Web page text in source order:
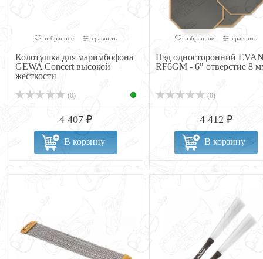
избранное сравнить
Колотушка для маримбофона
GEWA Concert высокой
жесткости
(0)
4 407 ₽
В корзину
избранное сравнить
Пэд односторонний
RF6GM - 6" отверстие 8
(0)
4 412 ₽
В корзину